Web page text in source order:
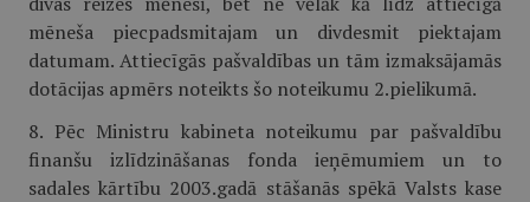
mēneša piecpadsmitajam un divdesmit piektajam
datumam. Attiecīgās pašvaldības un tām izmaksājamās
dotācijas apmērs noteikts šo noteikumu 2.pielikumā.
8. Pēc Ministru kabineta noteikumu par pašvaldību
finanšu izlīdzināšanas fonda ieņēmumiem un to
sadales kārtību 2003.gadā stāšanās spēkā Valsts kase